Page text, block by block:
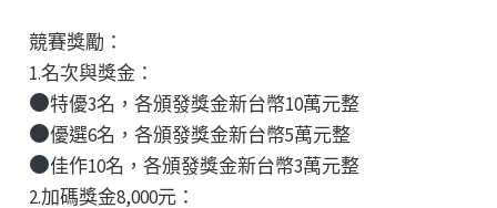
競賽獎勵：
1.名次與獎金：
特優3名，各頒發獎金新台幣10萬元整
優選6名，各頒發獎金新台幣5萬元整
佳作10名，各頒發獎金新台幣3萬元整
2.加碼獎金8,000元：